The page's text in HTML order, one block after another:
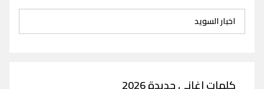
اخبار السويد
كلمات اغاني جديدة 2026